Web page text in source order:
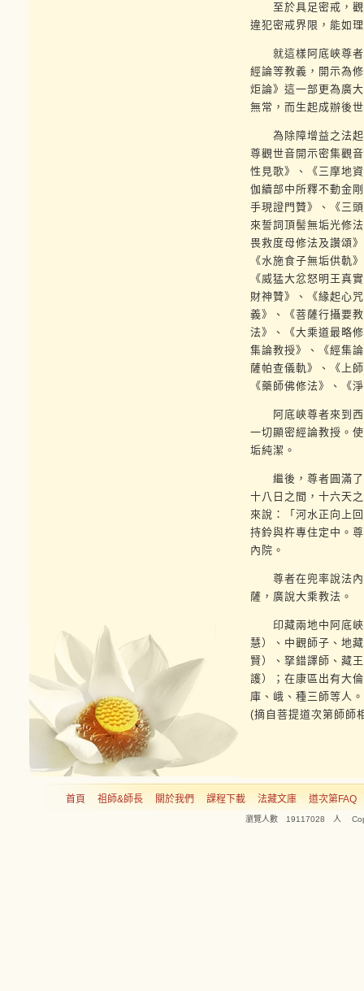
至於具足密戒，觀
違犯密戒界限，能如
就這樣阿底峽尊者
經論等教義，開示為
炬論》這一部更為廣
無常，而生起成辦後
為除障增益之法起
尊觀世音開示密集觀
性見歌》、《三摩地
伽續部中所釋不動金
手現證門贊》、《三
來誓詞頂髻無垢光修
畏救度母修法及讚頌
《水施食子無垢供軌
《威猛大忿怒明王真
財神贊》、《緣起心
義》、《菩薩行攝要
法》、《大乘道最略
集論教授》、《經集
薩帕查儀軌》、《上
《藥師佛修法》、《
阿底峽尊者來到西
一切顯密經論教授。
垢純潔。
繼後，尊者圓滿了
十八日之間，十六天
來說：「河水正向上
持鈴與杵專住定中。
內院。
尊者在兜率說法內
薩，廣說大乘教法。
印藏兩地中阿底峽
慧）、中觀師子、地
賢）、拏錯譯師、藏
護）；在康區出有大
庫、峨、種三師等人。
(摘自菩提道次第師師
首頁 祖師&師長 關於我們 課程下載 法藏文庫 道次第FAQ
瀏覽人數 19117028 人